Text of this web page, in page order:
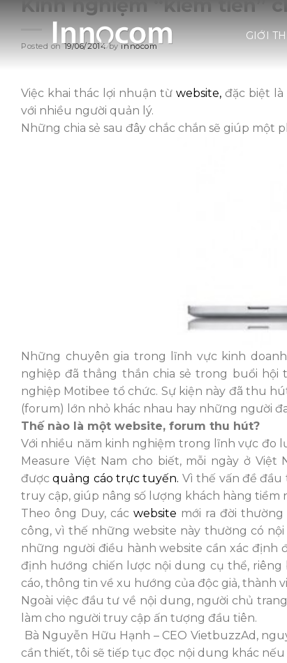
content
GIỚI
Kinh nghiệm “kiếm tiền”
Posted on19/06/2014byinnocom
Việc khai thác lợi nhuận từ website, đặc biệt
với nhiều người quản lý.
Những chia sẻ sau đây chắc chắn sẽ giúp một
Những chuyên gia trong lĩnh vực kinh doanh
nghiệp đã thẳng thắn chia sẻ trong buổi hội
nghiệp Motibee tổ chức. Sự kiện này đã thu
(forum) lớn nhỏ khác nhau hay những người
Thế nào là một website, forum thu hút?
Với nhiều năm kinh nghiệm trong lĩnh vực đo
Measure Việt Nam cho biết, mỗi ngày ở
đượcquảng cáo trực tuyến. Vì thế vấn đề đầu
truy cập, giúp nâng số lượng khách hàng
Theo ông Duy, cácwebsite mới ra đời
công, vì thế những website này thường có
những người điều hành website cần xác định
định hướng chiến lược nội dung cụ thể,
cáo, thông tin về xu hướng của độc giả, thành
Ngoài việc đầu tư về nội dung, người chủ
làm cho người truy cập ấn tượng đầu tiên.
Bà Nguyễn Hữu Hạnh – CEO VietbuzzAd,
cần thiết, tôi sẽ tiếp tục đọc nội dung khác